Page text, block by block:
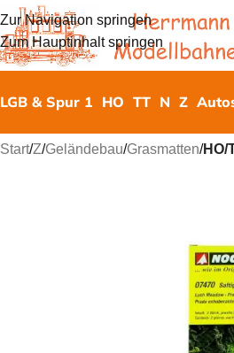
Zur Navigation springen
Zum Hauptinhalt springen
LGB & Spur 1 HO TT N Z
Start/Z/Geländebau/Grasmatten/HO/